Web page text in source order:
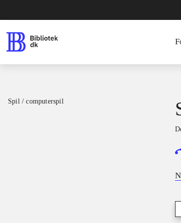
Spil / computerspil